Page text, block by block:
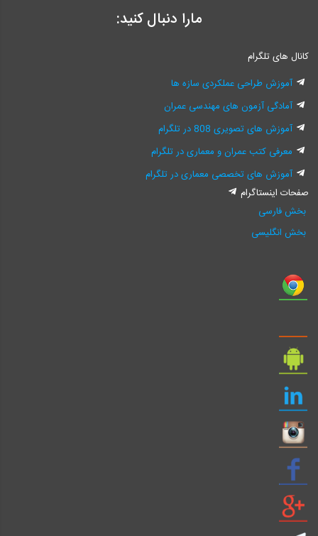
مارا دنبال کنید:
کانال های تلگرام
آموزش طراحی عملکردی سازه ها
آمادگی آزمون های مهندسی عمران
آموزش های تصویری 808 در تلگرام
معرفی کتب عمران و معماری در تلگرام
آموزش های تخصصی معماری در تلگرام
صفحات اینستاگرام
بخش فارسی
بخش انگلیسی